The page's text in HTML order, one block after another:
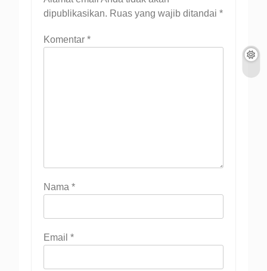
dipublikasikan. Ruas yang wajib ditandai *
Komentar *
Nama *
Email *